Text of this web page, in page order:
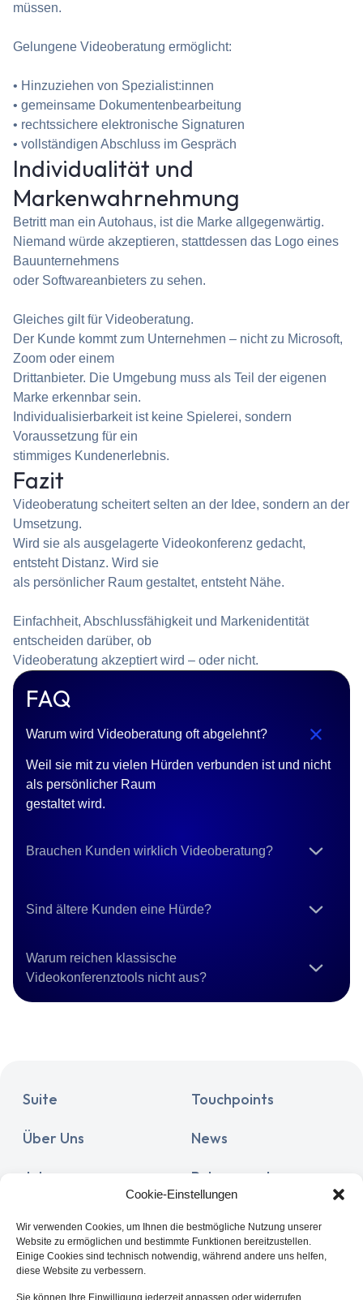
Cookie-Einstellungen
Wir verwenden Cookies, um Ihnen die bestmögliche Nutzung unserer
Website zu ermöglichen und bestimmte Funktionen bereitzustellen.
Einige Cookies sind technisch notwendig, während andere uns helfen,
diese Website zu verbessern.
Sie können Ihre Einwilligung jederzeit anpassen oder widerrufen.
müssen.
Gelungene Videoberatung ermöglicht:
• Hinzuziehen von Spezialist:innen
• gemeinsame Dokumentenbearbeitung
• rechtssichere elektronische Signaturen
• vollständigen Abschluss im Gespräch
Individualität und
Markenwahrnehmung
Betritt man ein Autohaus, ist die Marke allgegenwärtig.
Niemand würde akzeptieren, stattdessen das Logo eines
Bauunternehmens
oder Softwareanbieters zu sehen.
Gleiches gilt für Videoberatung.
Der Kunde kommt zum Unternehmen – nicht zu Microsoft,
Zoom oder einem
Drittanbieter. Die Umgebung muss als Teil der eigenen
Marke erkennbar sein.
Individualisierbarkeit ist keine Spielerei, sondern
Voraussetzung für ein
stimmiges Kundenerlebnis.
Fazit
Videoberatung scheitert selten an der Idee, sondern an der
Umsetzung.
Wird sie als ausgelagerte Videokonferenz gedacht,
entsteht Distanz. Wird sie
als persönlicher Raum gestaltet, entsteht Nähe.
Einfachheit, Abschlussfähigkeit und Markenidentität
entscheiden darüber, ob
Videoberatung akzeptiert wird – oder nicht.
FAQ
Warum wird Videoberatung oft abgelehnt?
Weil sie mit zu vielen Hürden verbunden ist und nicht
als persönlicher Raum
gestaltet wird.
Brauchen Kunden wirklich Videoberatung?
Sind ältere Kunden eine Hürde?
Warum reichen klassische
Videokonferenztools nicht aus?
Suite Touchpoints
Über Uns News
Jobs Release notes
Kunden Support
Kontakt